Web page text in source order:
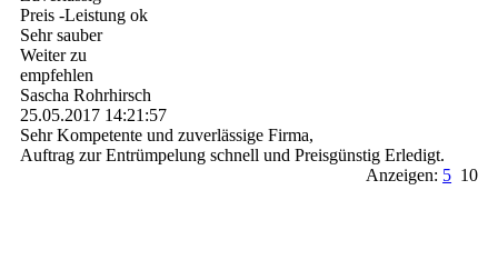
Preis -Leistung ok
Sehr sauber
Weiter zu
empfehlen
Sascha Rohrhirsch
25.05.2017 14:21:57
Sehr Kompetente und zuverlässige Firma,
Auftrag zur Entrümpelung schnell und Preisgünstig Erledigt.
Anzeigen: 5 10